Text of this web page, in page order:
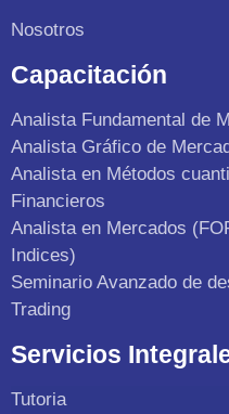
Nosotros
Capacitación
Analista Fundamental de
Analista Gráfico de
Analista en Métodos
Financieros
Analista en Mercados
Indices)
Seminario Avanzado de
Trading
Servicios
Tutoria